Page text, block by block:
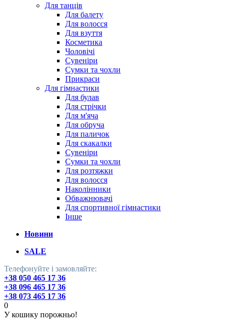
Для танців
Для балету
Для волосся
Для взуття
Косметика
Чоловічі
Сувеніри
Сумки та чохли
Прикраси
Для гімнастики
Для булав
Для стрічки
Для м'яча
Для обруча
Для паличок
Для скакалки
Сувеніри
Сумки та чохли
Для розтяжки
Для волосся
Наколінники
Обважнювачі
Для спортивної гімнастики
Інше
Новини
SALE
Телефонуйте і замовляйте:
+38 050 465 17 36
+38 096 465 17 36
+38 073 465 17 36
0
У кошику порожньо!